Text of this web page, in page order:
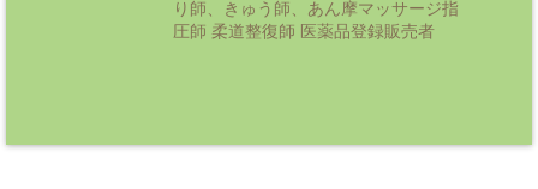
り師、きゅう師、あん摩マッサージ指
圧師 柔道整復師 医薬品登録販売者